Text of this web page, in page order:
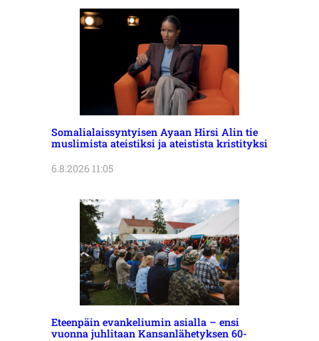
Somalialaissyntyisen Ayaan Hirsi Alin tie
muslimista ateistiksi ja ateistista kristityksi
6.8.2026 11:05
Eteenpäin evankeliumin asialla – ensi
vuonna juhlitaan Kansanlähetyksen 60-